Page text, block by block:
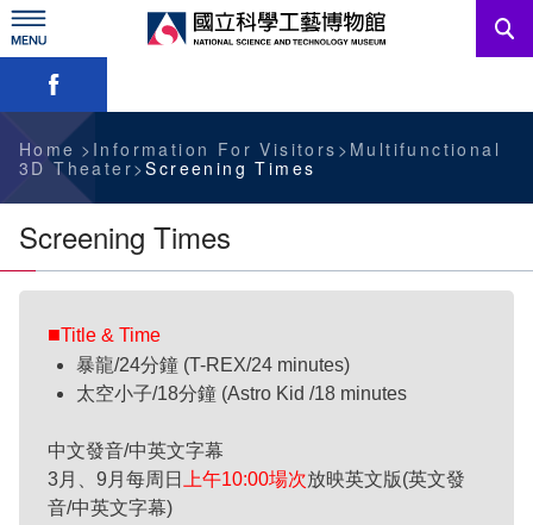
Skip
to
main
content
News
Information For Visitors
Education Sources
Skip font switch, social group sharing tool bar
Home Information For Visitors
Multifunctional
3D Theater
Screening Times
Screening Times
■Title & Time
暴龍/24分鐘 (T-REX/24 minutes)
太空小子/18分鐘 (Astro Kid /18 minutes
中文發音/中英文字幕
3月、9月每周日
上午10:00場次放映英文版(英文發
音/中英文字幕)